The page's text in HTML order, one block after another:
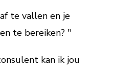
te vallen en je
te bereiken? "
kan ik jou